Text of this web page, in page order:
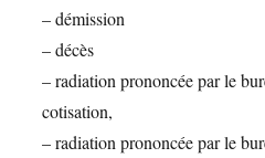
– démission
– décès
– radiation prononcée par le
cotisation,
– radiation prononcée par le